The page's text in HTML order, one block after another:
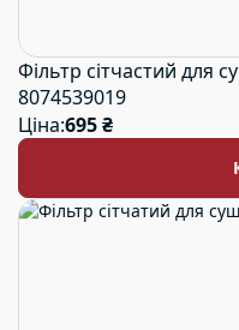
Фільтр сітчастий для
8074539019
Ціна:695 ₴